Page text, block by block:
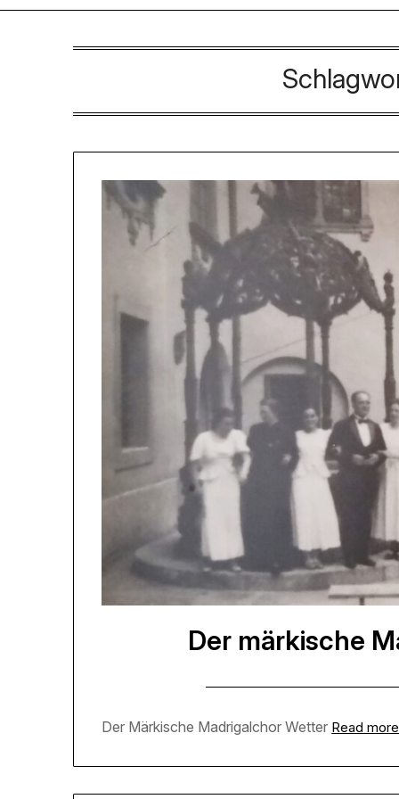
Der märkische
Der Märkische Madrigalchor Wetter Read more